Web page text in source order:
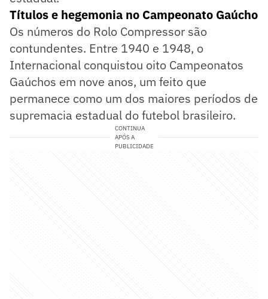
Títulos e hegemonia no Campeonato Gaúcho
Os números do Rolo Compressor são
contundentes. Entre 1940 e 1948, o
Internacional conquistou oito Campeonatos
Gaúchos em nove anos, um feito que
permanece como um dos maiores períodos de
supremacia estadual do futebol brasileiro.
CONTINUA
APÓS A
PUBLICIDADE